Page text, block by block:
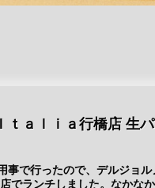
ｔａｌｉａ行橋店 生
事で行ったので、デルジョ
でランチしました。なかな